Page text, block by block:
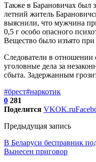
Также в Барановичах был
летний житель
выяснили, что мужчина
0,5 г особо опасного
Вещество было изъято
Следователи в отношении
уголовные дела за
сбыта. Задержанным
#брест#наркотик
0 281
Поделится VKOK.ru
Предыдущая запись
В Беларуси бесправник
Вынесен приговор